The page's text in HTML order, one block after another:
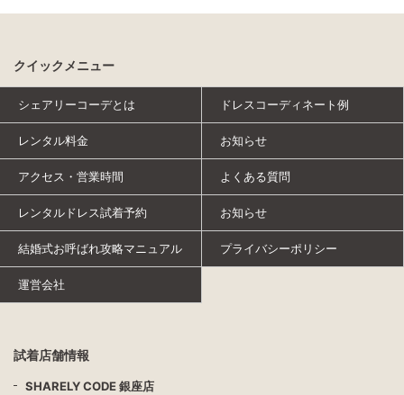
クイックメニュー
シェアリーコーデとは ドレスコーディネート例
レンタル料金 お知らせ
アクセス・営業時間 よくある質問
レンタルドレス試着予約 お知らせ
結婚式お呼ばれ攻略マニュアル プライバシーポリシー
運営会社
試着店舗情報
SHARELY CODE 銀座店